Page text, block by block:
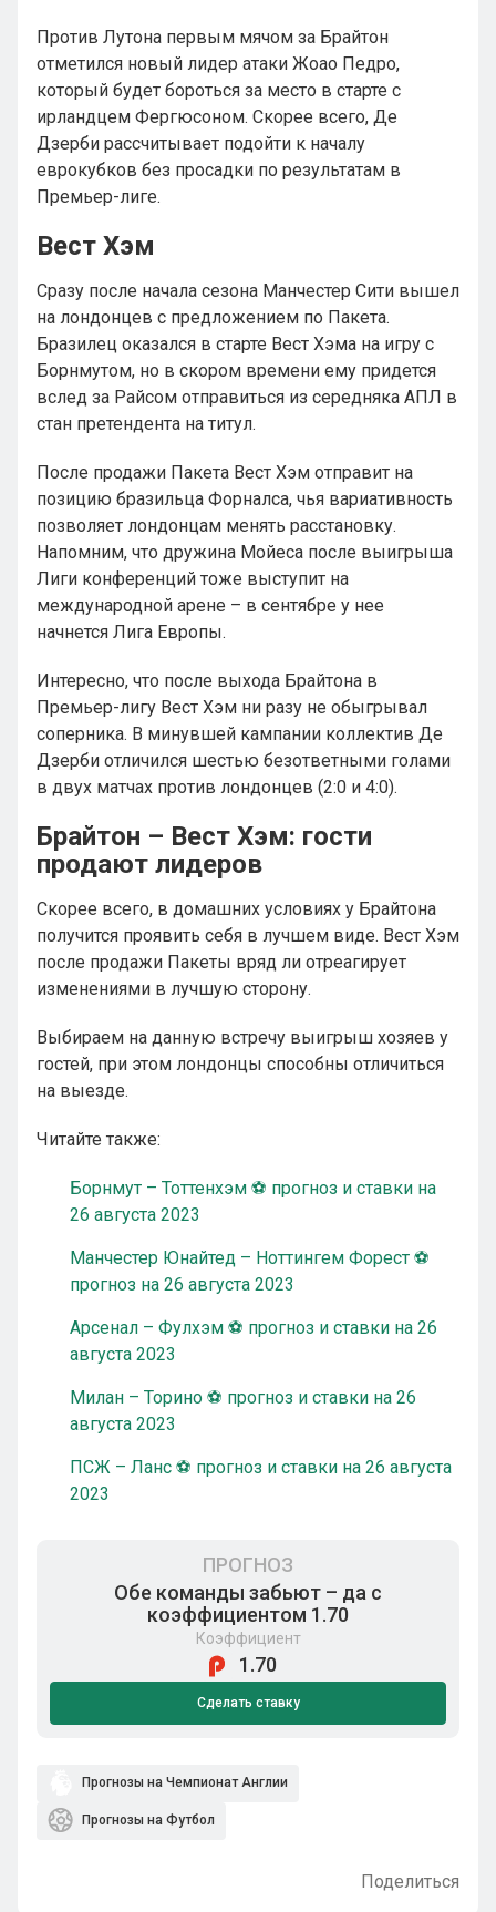
Против Лутона первым мячом за Брайтон
отметился новый лидер атаки Жоао Педро,
который будет бороться за место в старте с
ирландцем Фергюсоном. Скорее всего, Де
Дзерби рассчитывает подойти к началу
еврокубков без просадки по результатам в
Премьер-лиге.
Вест Хэм
Сразу после начала сезона Манчестер Сити вышел
на лондонцев с предложением по Пакета.
Бразилец оказался в старте Вест Хэма на игру с
Борнмутом, но в скором времени ему придется
вслед за Райсом отправиться из середняка АПЛ в
стан претендента на титул.
После продажи Пакета Вест Хэм отправит на
позицию бразильца Форналса, чья вариативность
позволяет лондонцам менять расстановку.
Напомним, что дружина Мойеса после выигрыша
Лиги конференций тоже выступит на
международной арене – в сентябре у нее
начнется Лига Европы.
Интересно, что после выхода Брайтона в
Премьер-лигу Вест Хэм ни разу не обыгрывал
соперника. В минувшей кампании коллектив Де
Дзерби отличился шестью безответными голами
в двух матчах против лондонцев (2:0 и 4:0).
Брайтон – Вест Хэм: гости
продают лидеров
Скорее всего, в домашних условиях у Брайтона
получится проявить себя в лучшем виде. Вест Хэм
после продажи Пакеты вряд ли отреагирует
изменениями в лучшую сторону.
Выбираем на данную встречу выигрыш хозяев у
гостей, при этом лондонцы способны отличиться
на выезде.
Читайте также:
Борнмут – Тоттенхэм ⚽ прогноз и ставки на
26 августа 2023
Манчестер Юнайтед – Ноттингем Форест ⚽
прогноз на 26 августа 2023
Арсенал – Фулхэм ⚽ прогноз и ставки на 26
августа 2023
Милан – Торино ⚽ прогноз и ставки на 26
августа 2023
ПСЖ – Ланс ⚽ прогноз и ставки на 26 августа
2023
ПРОГНОЗ
Обе команды забьют – да с
коэффициентом 1.70
Коэффициент
1.70
Сделать ставку
Прогнозы на Чемпионат Англии
Прогнозы на Футбол
Поделиться